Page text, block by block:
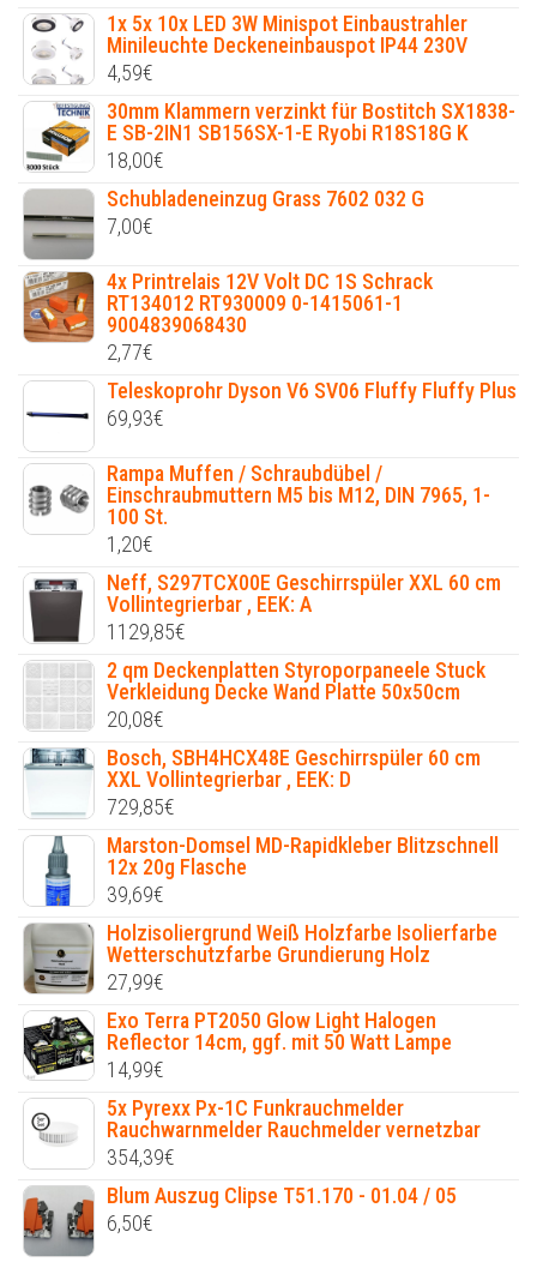
1x 5x 10x LED 3W Minispot Einbaustrahler
Minileuchte Deckeneinbauspot IP44 230V
4,59€
30mm Klammern verzinkt für Bostitch SX1838-
E SB-2IN1 SB156SX-1-E Ryobi R18S18G K
18,00€
Schubladeneinzug Grass 7602 032 G
7,00€
4x Printrelais 12V Volt DC 1S Schrack
RT134012 RT930009 0-1415061-1
9004839068430
2,77€
Teleskoprohr Dyson V6 SV06 Fluffy Fluffy Plus
69,93€
Rampa Muffen / Schraubdübel /
Einschraubmuttern M5 bis M12, DIN 7965, 1-
100 St.
1,20€
Neff, S297TCX00E Geschirrspüler XXL 60 cm
Vollintegrierbar , EEK: A
1129,85€
2 qm Deckenplatten Styroporpaneele Stuck
Verkleidung Decke Wand Platte 50x50cm
20,08€
Bosch, SBH4HCX48E Geschirrspüler 60 cm
XXL Vollintegrierbar , EEK: D
729,85€
Marston-Domsel MD-Rapidkleber Blitzschnell
12x 20g Flasche
39,69€
Holzisoliergrund Weiß Holzfarbe Isolierfarbe
Wetterschutzfarbe Grundierung Holz
27,99€
Exo Terra PT2050 Glow Light Halogen
Reflector 14cm, ggf. mit 50 Watt Lampe
14,99€
5x Pyrexx Px-1C Funkrauchmelder
Rauchwarnmelder Rauchmelder vernetzbar
354,39€
Blum Auszug Clipse T51.170 - 01.04 / 05
6,50€